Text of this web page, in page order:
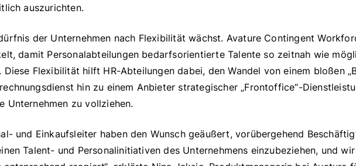
auszurichten.
der Unternehmen nach Flexibilität wächst. Avature Contingent
damit Personalabteilungen bedarfsorientierte Talente so zeitnah wie
Diese Flexibilität hilft HR-Abteilungen dabei, den Wandel von einem bloßen
hin zu einem Anbieter strategischer „Frontoffice“-
Unternehmen zu vollziehen.
und Einkaufsleiter haben den Wunsch geäußert, vorübergehend
Talent- und Personalinitiativen des Unternehmens einzubeziehen, und